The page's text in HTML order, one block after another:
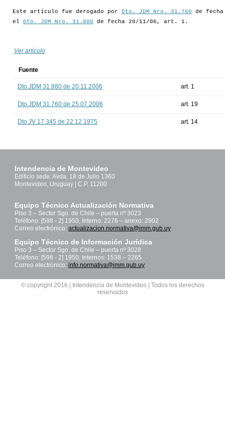
Este artículo fue derogado por Dto. JDM Nro. 31.760 de
el
Dto. JDM Nro. 31.880 de fecha 20/11/06, art. 1.
Ver artículo
Fuente
Dto.JDM 31.880 de 20.11.2006 art. 1
Dto.JDM 31.760 de 25.07.2006 art. 19
Dto.JV 17.345 de 22.12.1975 art. 14
Intendencia de Montevideo
Edificio sede: Avda. 18 de Julio 1360
Montevideo, Uruguay | C.P. 11200
Equipo Técnico Actualización Normativa
Piso 3 – Sector Sgo. de Chile – puerta nº 3023
Teléfono: [598 - 2] 1950, Interno: 2276 – anexo: 2902
Correo electrónico: actualizacion.normativa@imm.gub.uy
Equipo Técnico de Información Jurídica
Piso 3 – Sector Sgo. de Chile – puerta nº 3028
Teléfono: [598 - 2] 1950, Internos: 1538 – 2265
Correo electrónico: info.normativa@imm.gub.uy
© copyright 2016 | Intendencia de Montevideo | Todos los derechos
reservados